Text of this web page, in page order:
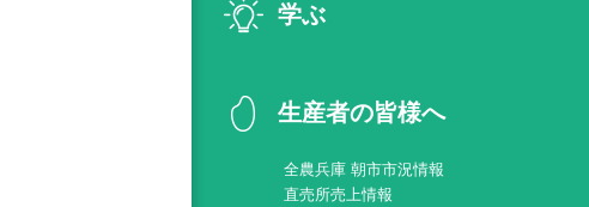
学ぶ
生産者の皆様へ
全農兵庫 朝市市況情報
直売所売上情報